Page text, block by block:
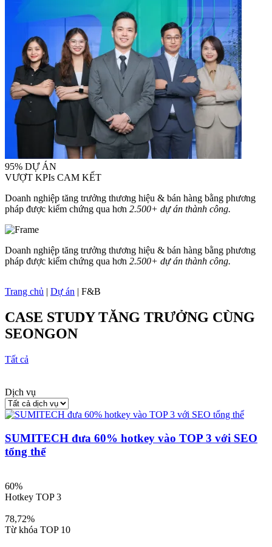
95% DỰ ÁN
VƯỢT KPIs CAM KẾT
Doanh nghiệp tăng trưởng thương hiệu & bán hàng bằng phương
pháp được kiểm chứng qua hơn 2.500+ dự án thành công.
Doanh nghiệp tăng trưởng thương hiệu & bán hàng bằng phương
pháp được kiểm chứng qua hơn 2.500+ dự án thành công.
Trang chủ | Dự án | F&B
CASE STUDY TĂNG TRƯỞNG CÙNG
SEONGON
Tất cả
Dịch vụ
SUMITECH đưa 60% hotkey vào TOP 3 với SEO
tổng thể
60%
Hotkey TOP 3
78,72%
Từ khóa TOP 10